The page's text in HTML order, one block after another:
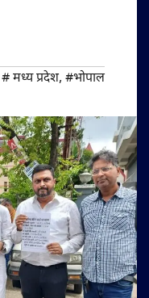
#‌ मध्य प्रदेश, #भोपाल